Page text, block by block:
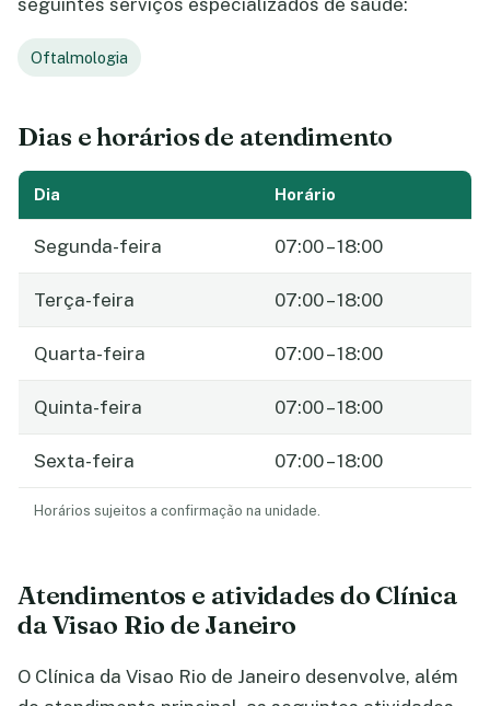
Oftalmologia
Dias e horários de atendimento
Dia Horário
Segunda-feira 07:00 – 18:00
Terça-feira 07:00 – 18:00
Quarta-feira 07:00 – 18:00
Quinta-feira 07:00 – 18:00
Sexta-feira 07:00 – 18:00
Horários sujeitos a confirmação na unidade.
Atendimentos e atividades do Clínica
da Visao Rio de Janeiro
O Clínica da Visao Rio de Janeiro desenvolve, além